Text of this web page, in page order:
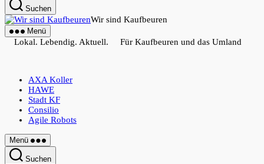
Suchen
Wir sind Kaufbeuren
Menü
Lokal. Lebendig. Aktuell. Für Kaufbeuren und das Umland
AXA Koller
HAWE
Stadt KF
Consilio
Agile Robots
Menü
Suchen